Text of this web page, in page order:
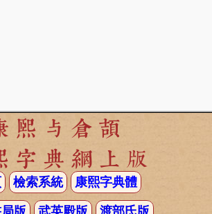
熙与倉頡
字典網上版
檢索系統 康熙字典體
版 武英殿版 渡部氏版